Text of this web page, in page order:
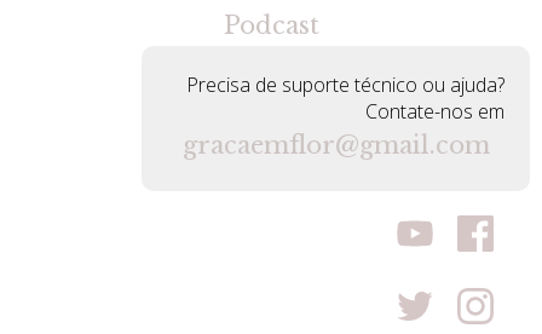
Podcast
Precisa de suporte técnico ou ajuda?
Contate-nos em
gracaemflor@gmail.com